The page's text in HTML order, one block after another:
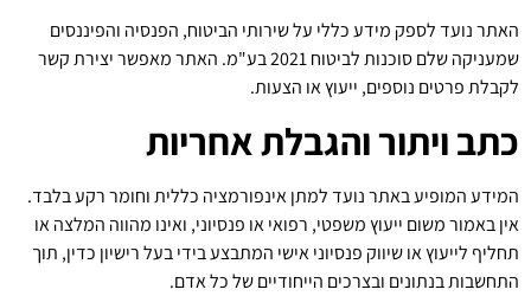
האתר נועד לספק מידע כללי על שירותי הביטוח, הפנסיה והפיננסים
שמעניקה שלם סוכנות לביטוח 2021 בע"מ. האתר מאפשר יצירת קשר
לקבלת פרטים נוספים, ייעוץ או הצעות.
כתב ויתור והגבלת אחריות
המידע המופיע באתר נועד למתן אינפורמציה כללית וחומר רקע בלבד.
אין באמור משום ייעוץ משפטי, רפואי או פנסיוני, ואינו מהווה המלצה או
תחליף לייעוץ או שיווק פנסיוני אישי המתבצע בידי בעל רישיון כדין, תוך
התחשבות בנתונים ובצרכים הייחודיים של כל אדם.